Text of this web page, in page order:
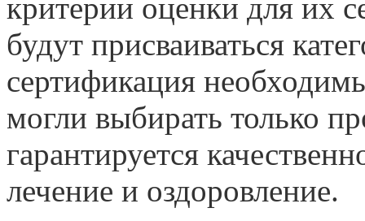
критерии оценки для их
будут присваиваться
сертификация
могли выбирать только
гарантируется
лечение и оздоровление.